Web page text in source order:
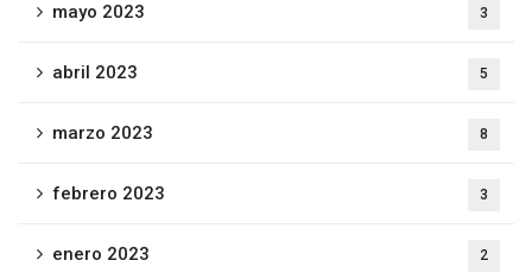
mayo 2023 3
abril 2023 5
marzo 2023 8
febrero 2023 3
enero 2023 2